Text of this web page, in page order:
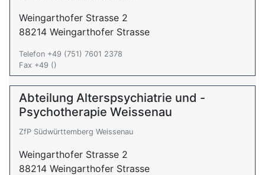
Weingarthofer Strasse 2
88214 Weingarthofer Strasse
Telefon +49 (751) 7601 2378
Fax +49 ()
Abteilung Alterspsychiatrie und -
Psychotherapie Weissenau
ZfP Südwürttemberg Weissenau
Weingarthofer Strasse 2
88214 Weingarthofer Strasse